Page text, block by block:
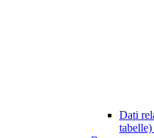
Dati
tabelle)